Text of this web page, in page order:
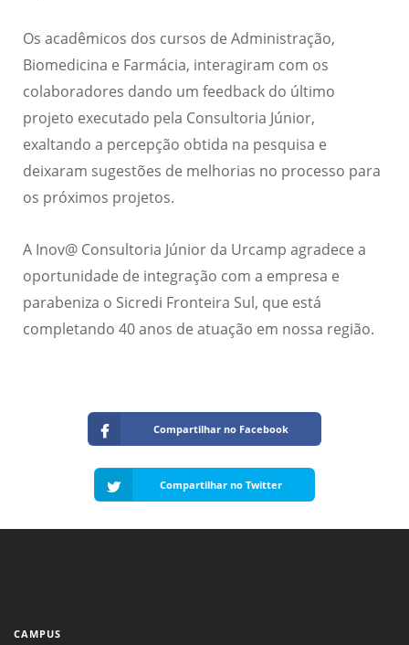
Os acadêmicos dos cursos de Administração,
Biomedicina e Farmácia, interagiram com os
colaboradores dando um feedback do último
projeto executado pela Consultoria Júnior,
exaltando a percepção obtida na pesquisa e
deixaram sugestões de melhorias no processo para
os próximos projetos.
A Inov@ Consultoria Júnior da Urcamp agradece a
oportunidade de integração com a empresa e
parabeniza o Sicredi Fronteira Sul, que está
completando 40 anos de atuação em nossa região.
Compartilhar no Facebook
Compartilhar no Twitter
CAMPUS